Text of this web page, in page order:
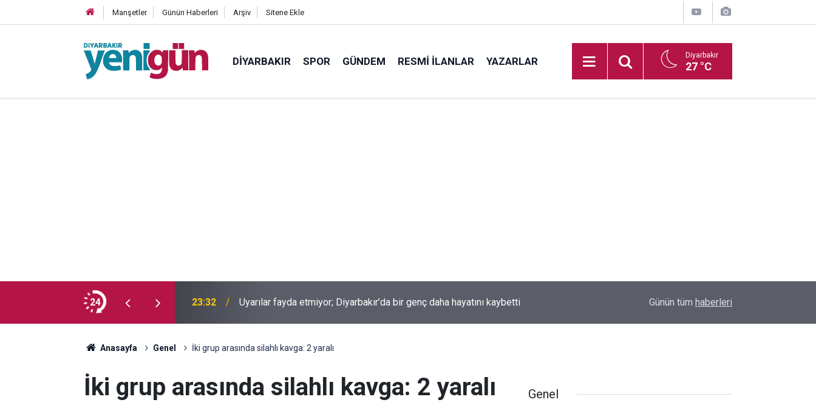
Manşetler Günün Haberleri Arşiv Sitene Ekle
DIYARBAKIR SPOR GÜNDEM RESMI İLANLAR YAZARLAR Diyarbakır
27 °C
24 23:32 Uyarılar fayda etmiyor; Diyarbakır’da bir genç daha hayatını kaybetti Günün tüm haberleri
Anasayfa Genel İki grup arasında silahlı kavga: 2 yaralı
İki grup arasında silahlı kavga: 2 yaralı Genel